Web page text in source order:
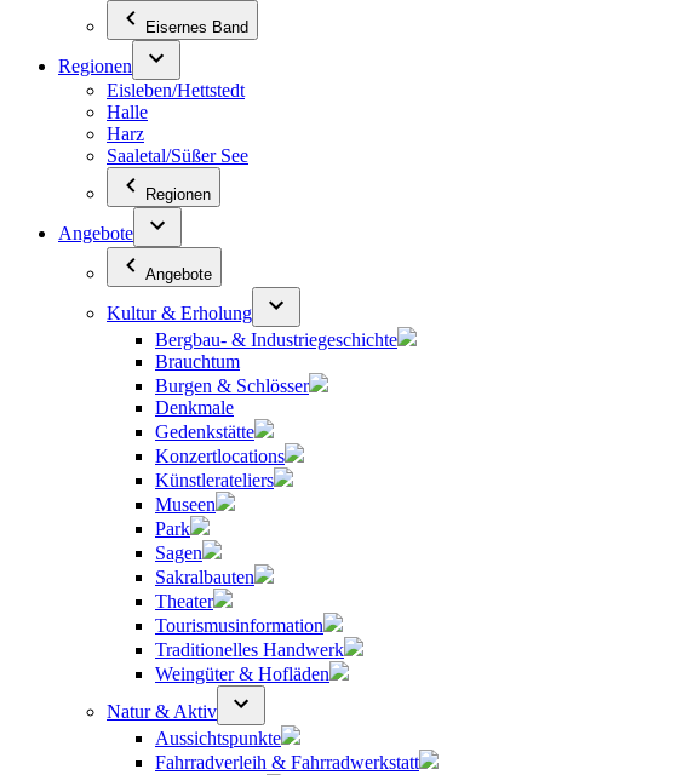
Eisernes Band
Regionen
Eisleben/Hettstedt
Halle
Harz
Saaletal/Süßer See
Regionen
Angebote
Angebote
Kultur & Erholung
Bergbau- & Industriegeschichte
Brauchtum
Burgen & Schlösser
Denkmale
Gedenkstätte
Konzertlocations
Künstlerateliers
Museen
Park
Sagen
Sakralbauten
Theater
Tourismusinformation
Traditionelles Handwerk
Weingüter & Hofläden
Natur & Aktiv
Aussichtspunkte
Fahrradverleih & Fahrradwerkstatt